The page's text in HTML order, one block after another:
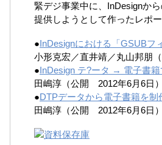
緊デジ事業中に、InDesignか
提供しようとして作ったレポー
●InDesignにおける「GSUBフ
小形克宏／直井靖／丸山邦朋
●InDesign テ?ータ → 電子書
田嶋淳（公開 2012年6月6日）
●DTPデータから電子書籍を制
田嶋淳（公開 2012年6月6日）